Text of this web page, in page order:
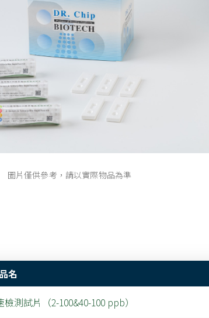
圖片僅供參考，請以實際物品為準
品名
測試片（2-100&40-100 ppb）